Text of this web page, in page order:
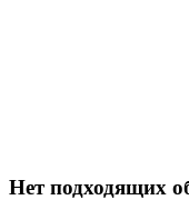
Нет подходящих